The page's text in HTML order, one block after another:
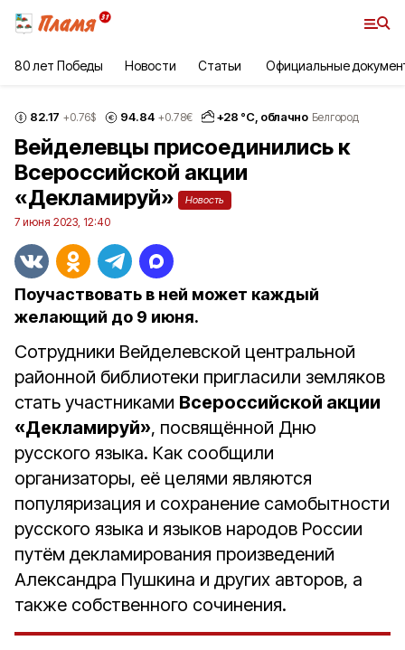
80 лет Победы Новости Статьи Официальные
82.17 +0.76$ 94.84 +0.78€ +28 °С, облачно Белгород
Вейделевцы присоединились к
Всероссийской акции
«Декламируй»
Новость
7 июня 2023, 12:40
Поучаствовать в ней может каждый
желающий до 9 июня.
Сотрудники Вейделевской центральной
районной библиотеки пригласили земляков
стать участниками Всероссийской акции
«Декламируй», посвящённой Дню
русского языка. Как сообщили
организаторы, её целями являются
популяризация и сохранение самобытности
русского языка и языков народов России
путём декламирования произведений
Александра Пушкина и других авторов, а
также собственного сочинения.